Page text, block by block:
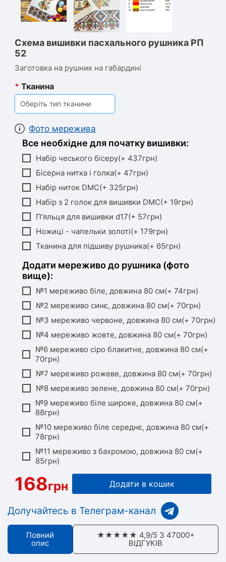
Схема вишивки пасхального рушника РП
52
Заготовка на рушник на габардині
* Тканина
Оберіть тип тканини
Фото мережива
Все необхідне для початку вишивки:
Набір чеського бісеру(+ 437грн)
Бісерна нитка і голка(+ 47грн)
Набір ниток DMC(+ 325грн)
Набір з 2 голок для вишивки DMC(+ 19грн)
П'яльця для вишивки d17(+ 57грн)
Ножиці - чапельки золоті(+ 179грн)
Тканина для підшиву рушника(+ 65грн)
Додати мереживо до рушника (фото
вище):
№1 мереживо біле, довжина 80 см(+ 74грн)
№2 мереживо синє, довжина 80 см(+ 70грн)
№3 мереживо червоне, довжина 80 см(+ 70грн)
№4 мереживо жовте, довжина 80 см(+ 70грн)
№6 мереживо сіро блакитне, довжина 80 см(+
70грн)
№7 мереживо рожеве, довжина 80 см(+ 70грн)
№8 мереживо зелене, довжина 80 см(+ 70грн)
№9 мереживо біле широке, довжина 80 см(+
88грн)
№10 мереживо біле середнє, довжина 80 см(+
78грн)
№11 мереживо з бахромою, довжина 80 см(+
85грн)
168грн Додати в кошик
Долучайтесь в Телеграм-канал
Повний
опис
★★★★★ 4,9/5 З 47000+
ВІДГУКІВ